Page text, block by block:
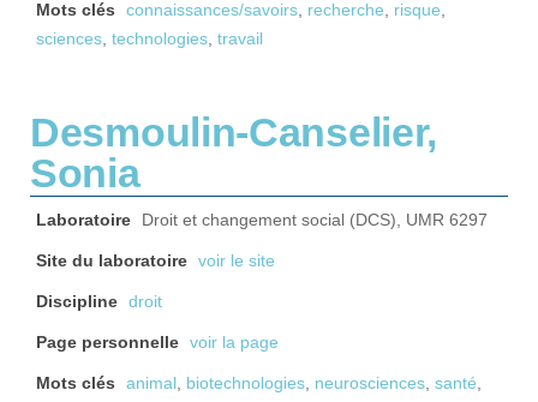
Mots clés connaissances/savoirs, recherche, risque,
sciences, technologies, travail
Desmoulin-Canselier,
Sonia
Laboratoire Droit et changement social (DCS), UMR 6297
Site du laboratoire voir le site
Discipline droit
Page personnelle voir la page
Mots clés animal , biotechnologies, neurosciences, santé,